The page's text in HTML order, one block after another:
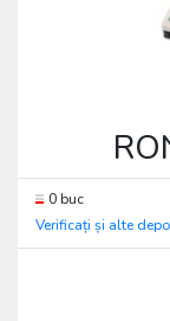
0 buc
Verificați și alte